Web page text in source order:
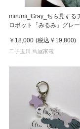
mirumi_Gray_ちら見する
ロボット「みるみ」グレー
￥18,000 (税込 ￥19,800)
二子玉川 蔦屋家電